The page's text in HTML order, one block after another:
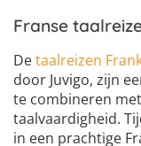
Franse
Detaalreizen
door Juvigo, zijn
te combineren
taalvaardigheid.
in een prachtige